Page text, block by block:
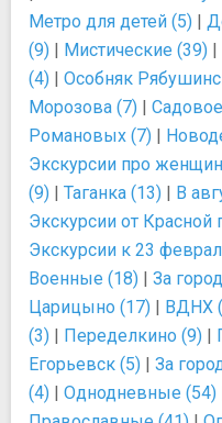
Метро для детей (5) |
(9) | Мистические (39) |
(4) | Особняк
Морозова (7) |
Романовых (7) |
Экскурсии про
(9) | Таганка (13) | В
Экскурсии от
Экскурсии к 23
Военные (18) | За
Царицыно (17) | ВДНХ
(3) | Переделкино (9) |
Егорьевск (5) | За
(4) | Однодневные (54)